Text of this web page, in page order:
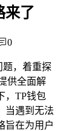
来了
0
题，着重探
供全面解
，TP钱包
当遇到无法
旨在为用户